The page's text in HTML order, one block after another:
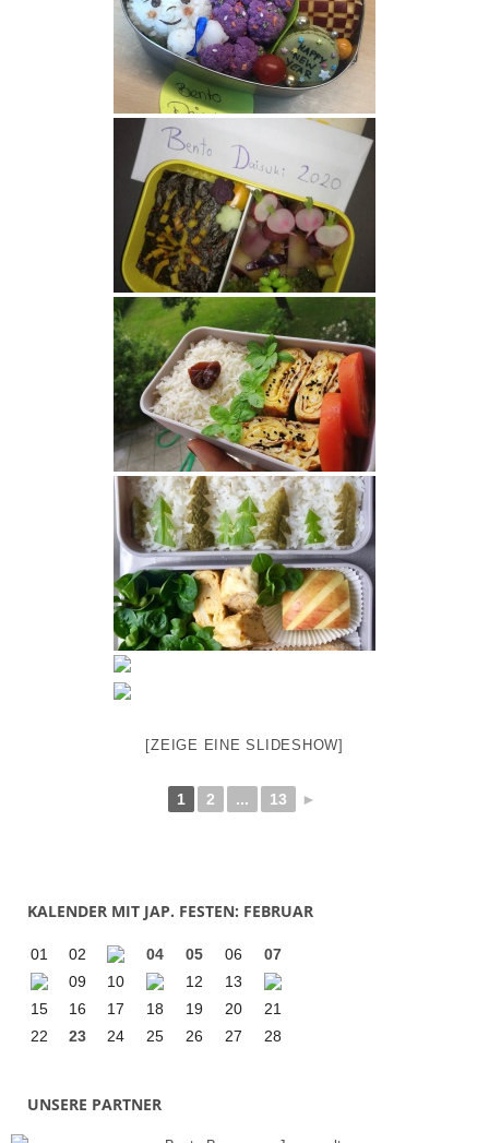
[ZEIGE EINE SLIDESHOW]
1 2 ... 13 ►
KALENDER MIT JAP. FESTEN: FEBRUAR
01 02 04 05 06
07
09
10 12
13
15
16 17 18 19 20
21
22
23 24 25 26 27 28
UNSERE PARTNER